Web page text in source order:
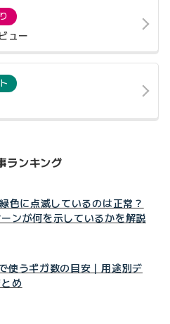
ュー
ランキング
色に点滅しているのは正常？
ンが何を示しているかを解説
使うギガ数の目安｜用途別デ
め